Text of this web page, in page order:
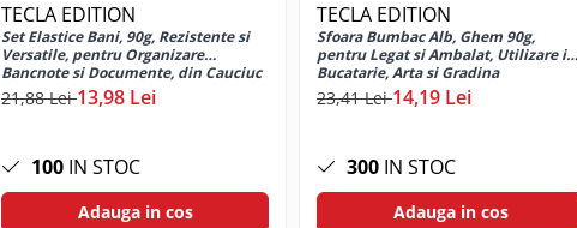
TECLA EDITION
Set Elastice Bani, 90g, Rezistente si
Versatile, pentru Organizare
Bancnote si Documente, din Cauciuc
Natural
21,88 Lei13,98 Lei
100 IN STOC
Adauga in cos
TECLA EDITION
Sfoara Bumbac Alb, Ghem 90g,
pentru Legat si Ambalat, Utilizare in
Bucatarie, Arta si Gradina
23,41 Lei14,19 Lei
300 IN STOC
Adauga in cos